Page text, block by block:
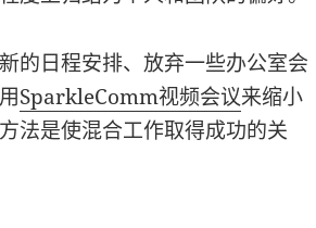
的日程安排、放弃一些办公室会
SparkleComm视频会议来缩小
法是使混合工作取得成功的关